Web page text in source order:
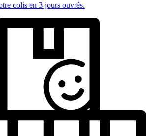
colis en 3 jours ouvrés.